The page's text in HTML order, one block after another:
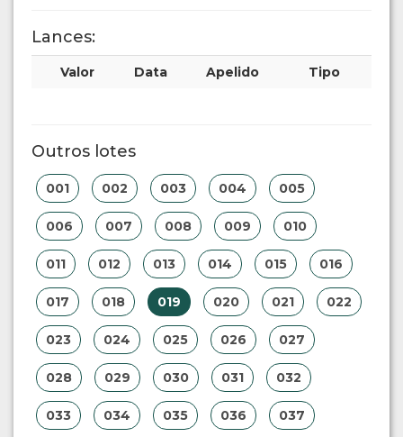
Lances:
Valor Data Apelido Tipo
Outros lotes
001 002 003 004 005
006 007 008 009 010
011 012 013 014 015 016
017 018 019 020 021 022
023 024 025 026 027
028 029 030 031 032
033 034 035 036 037